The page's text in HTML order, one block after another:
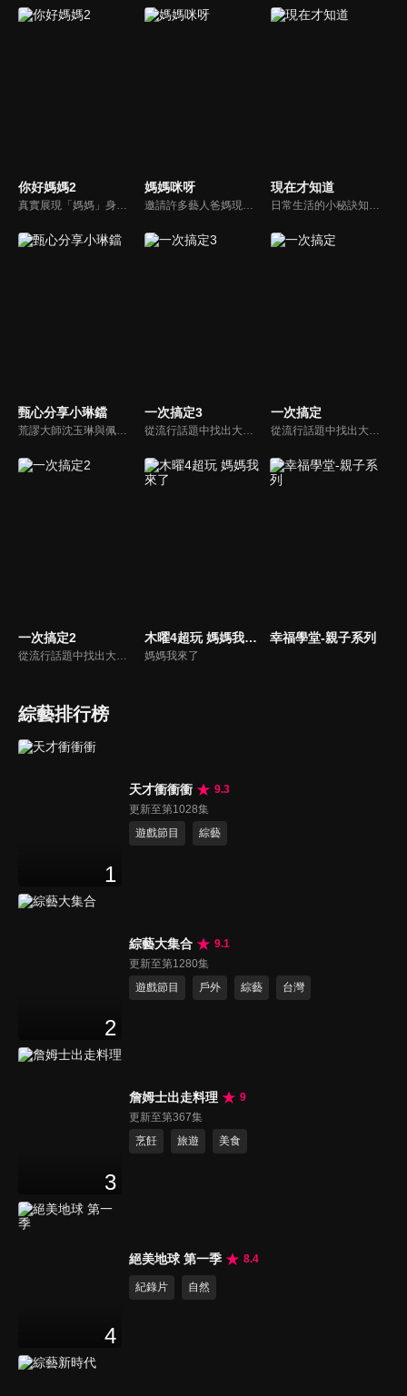
你好媽媽2
真實展現「媽媽」身份的更多社會觸角，探討對「媽媽」概念的時代定義，探訪更多的當代媽媽。每期走進嘉賓生活，探討母親在家庭中、在自己生命中的位置。
媽媽咪呀
邀請許多藝人爸媽現身說法，與相關專家顧問共同討論分享，以談話的方式進行，對一人爸媽和名人家庭教育有興趣的朋友一定不能錯過。
現在才知道
日常生活的小秘訣知多少？由理財專家賴憲政、美麗人妻季芹，用貼近民心的實際案例、最新時事的話題來分析研討，讓你了解生活中的理財消費、民生、旅遊等問題。
甄心分享小琳鐺
荒謬大師沈玉琳與佩甄全新搭檔，兩人幽默十足、幽默風趣地為節目穿針引線，結合各領域的職場達人、專家、明星PK暢談最IN話題，在快速變化的時代給您滿滿含金量的生活好智慧！
一次搞定3
從流行話題中找出大眾關心的、正在煩惱的問題，由台灣好媳婦佩甄與日本型男風田親身實驗，替觀眾解決生活的大小事，傳授生活密技讓你「一次搞定」！
一次搞定
從流行話題中找出大眾關心的、正在煩惱的問題，由台灣好媳婦佩甄與日本型男風田親身實驗，替觀眾解決生活的大小事，傳授生活密技讓你「一次搞定」！
一次搞定2
從流行話題中找出大眾關心的、正在煩惱的問題，由台灣好媳婦佩甄與日本型男風田親身實驗，替觀眾解決生活的大小事，傳授生活密技讓你「一次搞定」！
木曜4超玩 媽媽我來了
媽媽我來了
幸福學堂-親子系列
綜藝排行榜
1
天才衝衝衝
9.3
更新至第1028集
遊戲節目
綜藝
2
綜藝大集合
9.1
更新至第1280集
遊戲節目
戶外 綜藝 台灣
3
詹姆士出走料理
9
更新至第367集
烹飪
旅遊 美食
4
絕美地球 第一季 8.4
紀錄片 自然